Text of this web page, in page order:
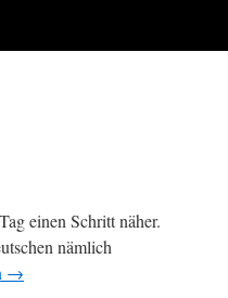
einen Schritt näher.
nämlich
→